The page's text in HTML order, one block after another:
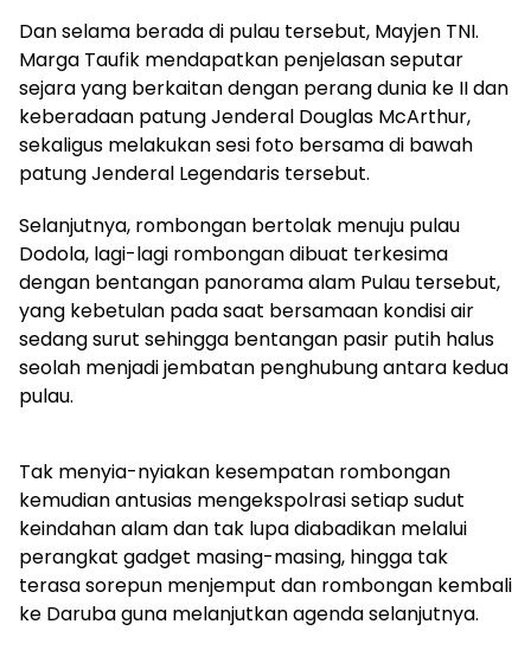
Dan selama berada di pulau tersebut, Mayjen TNI.
Marga Taufik mendapatkan penjelasan seputar
sejara yang berkaitan dengan perang dunia ke II dan
keberadaan patung Jenderal Douglas McArthur,
sekaligus melakukan sesi foto bersama di bawah
patung Jenderal Legendaris tersebut.
Selanjutnya, rombongan bertolak menuju pulau
Dodola, lagi-lagi rombongan dibuat terkesima
dengan bentangan panorama alam Pulau tersebut,
yang kebetulan pada saat bersamaan kondisi air
sedang surut sehingga bentangan pasir putih halus
seolah menjadi jembatan penghubung antara kedua
pulau.
Tak menyia-nyiakan kesempatan rombongan
kemudian antusias mengekspolrasi setiap sudut
keindahan alam dan tak lupa diabadikan melalui
perangkat gadget masing-masing, hingga tak
terasa sorepun menjemput dan rombongan kembali
ke Daruba guna melanjutkan agenda selanjutnya.